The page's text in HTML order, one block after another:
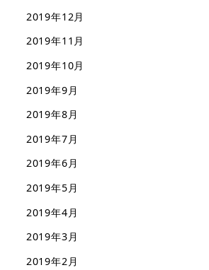
2019年12月
2019年11月
2019年10月
2019年9月
2019年8月
2019年7月
2019年6月
2019年5月
2019年4月
2019年3月
2019年2月